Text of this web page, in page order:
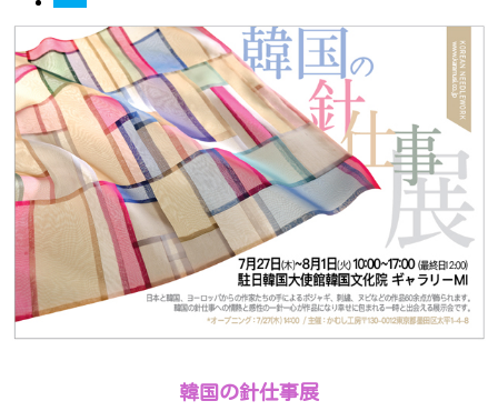
韓国の針仕事展